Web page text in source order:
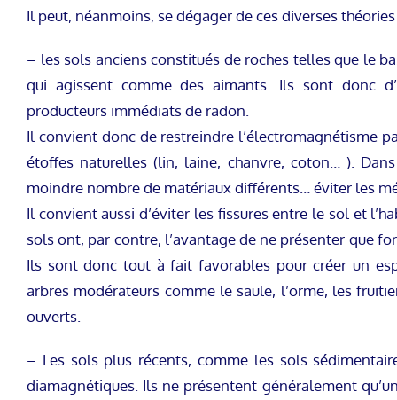
Il peut, néanmoins, se dégager de ces diverses
– les sols anciens constitués de roches telles que le
qui agissent comme des aimants. Ils sont donc
producteurs immédiats de radon.
Il convient donc de restreindre l’électromagnétisme
étoffes naturelles (lin, laine, chanvre, coton… ).
moindre nombre de matériaux différents… éviter les
Il convient aussi d’éviter les fissures entre le sol et
sols ont, par contre, l’avantage de ne présenter que
Ils sont donc tout à fait favorables pour créer un
arbres modérateurs comme le saule, l’orme, les
ouverts.
– Les sols plus récents, comme les sols
diamagnétiques. Ils ne présentent généralement